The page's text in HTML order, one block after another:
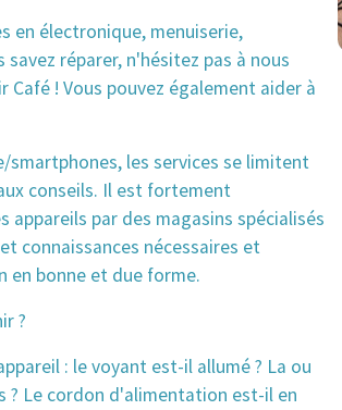
en électronique, menuiserie,
réparer, n'hésitez pas à nous
! Vous pouvez également aider à
smartphones, les services se limitent
conseils. Il est fortement
appareils par des magasins spécialisés
connaissances nécessaires et
en bonne et due forme.
?
: le voyant est-il allumé ? La ou
? Le cordon d'alimentation est-il en